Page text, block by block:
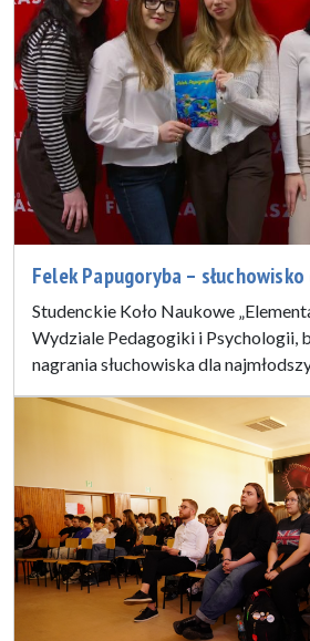
Felek Papugoryba –
Studenckie Koło Naukowe
Wydziale Pedagogiki i Psychologii,
nagrania słuchowiska dla